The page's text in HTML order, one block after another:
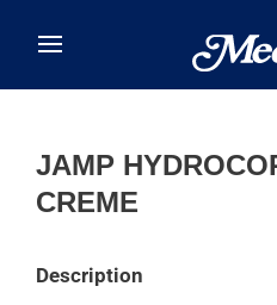
JAMP
CREME
Description